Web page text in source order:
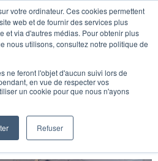
votre ordinateur. Ces cookies permettent
web et de fournir des services plus
et via d'autres médias. Pour obtenir plus
nous utilisons, consultez notre politique de
ne feront l'objet d'aucun suivi lors de
en vue de respecter vos
un cookie pour que nous n'ayons
Refuser
CONTACT
:a-laune
que
les